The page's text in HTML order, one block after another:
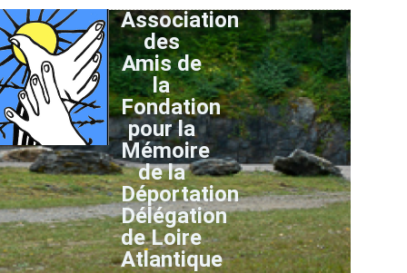
Association
des
Amis de
la
Fondation
pour la
Mémoire
de la
Déportation
Délégation
de Loire
Atlantique